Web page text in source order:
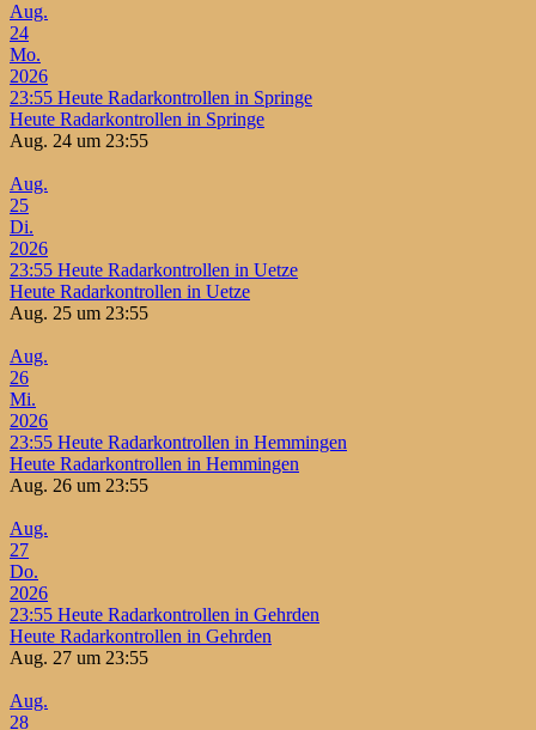
Aug.
24
Mo.
2026
23:55 Heute Radarkontrollen in Springe
Heute Radarkontrollen in Springe
Aug. 24 um 23:55
Aug.
25
Di.
2026
23:55 Heute Radarkontrollen in Uetze
Heute Radarkontrollen in Uetze
Aug. 25 um 23:55
Aug.
26
Mi.
2026
23:55 Heute Radarkontrollen in Hemmingen
Heute Radarkontrollen in Hemmingen
Aug. 26 um 23:55
Aug.
27
Do.
2026
23:55 Heute Radarkontrollen in Gehrden
Heute Radarkontrollen in Gehrden
Aug. 27 um 23:55
Aug.
28